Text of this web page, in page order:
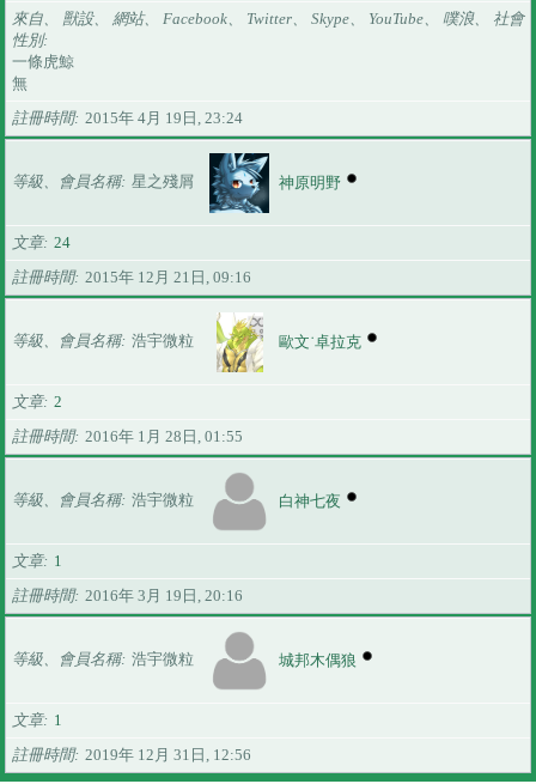
來自、 獸設、 網站、 Facebook、 Twitter、 Skype、 YouTube、 噗浪、 社會
性別
一條虎鯨
無
註冊時間
2015年 4月 19日, 23:24
等級、會員名稱 星之殘屑 神原明野
文章 24
註冊時間
2015年 12月 21日, 09:16
等級、會員名稱 浩宇微粒 歐文˙卓拉克
文章 2
註冊時間
2016年 1月 28日, 01:55
等級、會員名稱 浩宇微粒 白神七夜
文章
1
註冊時間
2016年 3月 19日, 20:16
等級、會員名稱 浩宇微粒 城邦木偶狼
文章
1
註冊時間
2019年 12月 31日, 12:56